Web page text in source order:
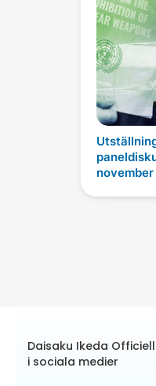
november
Daisaku Ikeda
i sociala medier